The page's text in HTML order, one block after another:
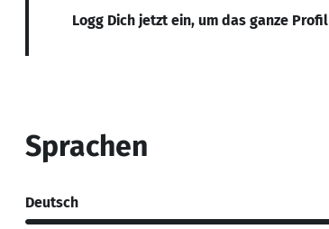
Logg Dich jetzt ein, um das ganze
Sprachen
Deutsch